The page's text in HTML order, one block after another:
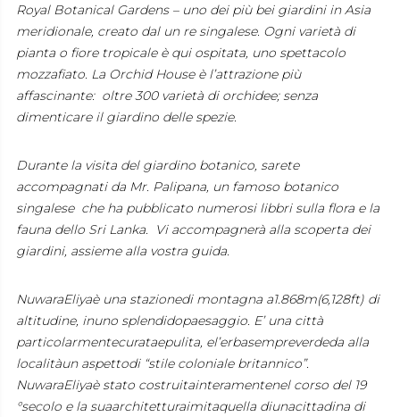
Royal Botanical Gardens – uno dei più bei giardini in Asia
meridionale, creato dal un re singalese. Ogni varietà di
pianta o fiore tropicale è qui ospitata, uno spettacolo
mozzafiato. La Orchid House è l’attrazione più
affascinante: oltre 300 varietà di orchidee; senza
dimenticare il giardino delle spezie.
Durante la visita del giardino botanico, sarete
accompagnati da Mr. Palipana, un famoso botanico
singalese che ha pubblicato numerosi libbri sulla flora e la
fauna dello Sri Lanka. Vi accompagnerà alla scoperta dei
giardini, assieme alla vostra guida.
NuwaraEliyaè una stazionedi montagna a1.868m(6,128ft) di
altitudine, inuno splendidopaesaggio. E’ una città
particolarmentecurataepulita, el’erbasempreverdeda alla
localitàun aspettodi “stile coloniale britannico”.
NuwaraEliyaè stato costruitainteramentenel corso del 19
°secolo e la suaarchitetturaimitaquella diunacittadina di